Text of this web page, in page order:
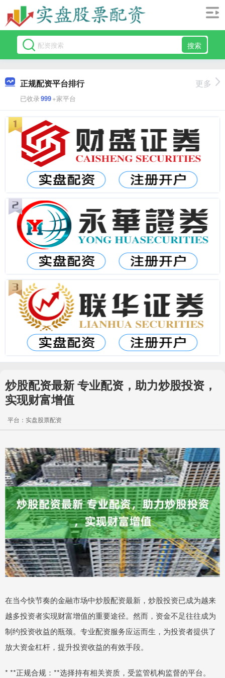
搜索
正规配资平台排行
已收录999+家平台
更多
炒股配资最新 专业配资，助力炒股投资，
实现财富增值
平台：实盘股票配资
在当今快节奏的金融市场中炒股配资最新，炒股投资已成为越来
越多投资者实现财富增值的重要途径。然而，资金不足往往成为
制约投资收益的瓶颈。专业配资服务应运而生，为投资者提供了
放大资金杠杆，提升投资收益的有效手段。
* **正规合规：**选择持有相关资质，受监管机构监督的平台。